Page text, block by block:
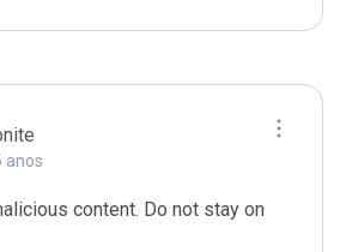
anos
content. Do not stay on